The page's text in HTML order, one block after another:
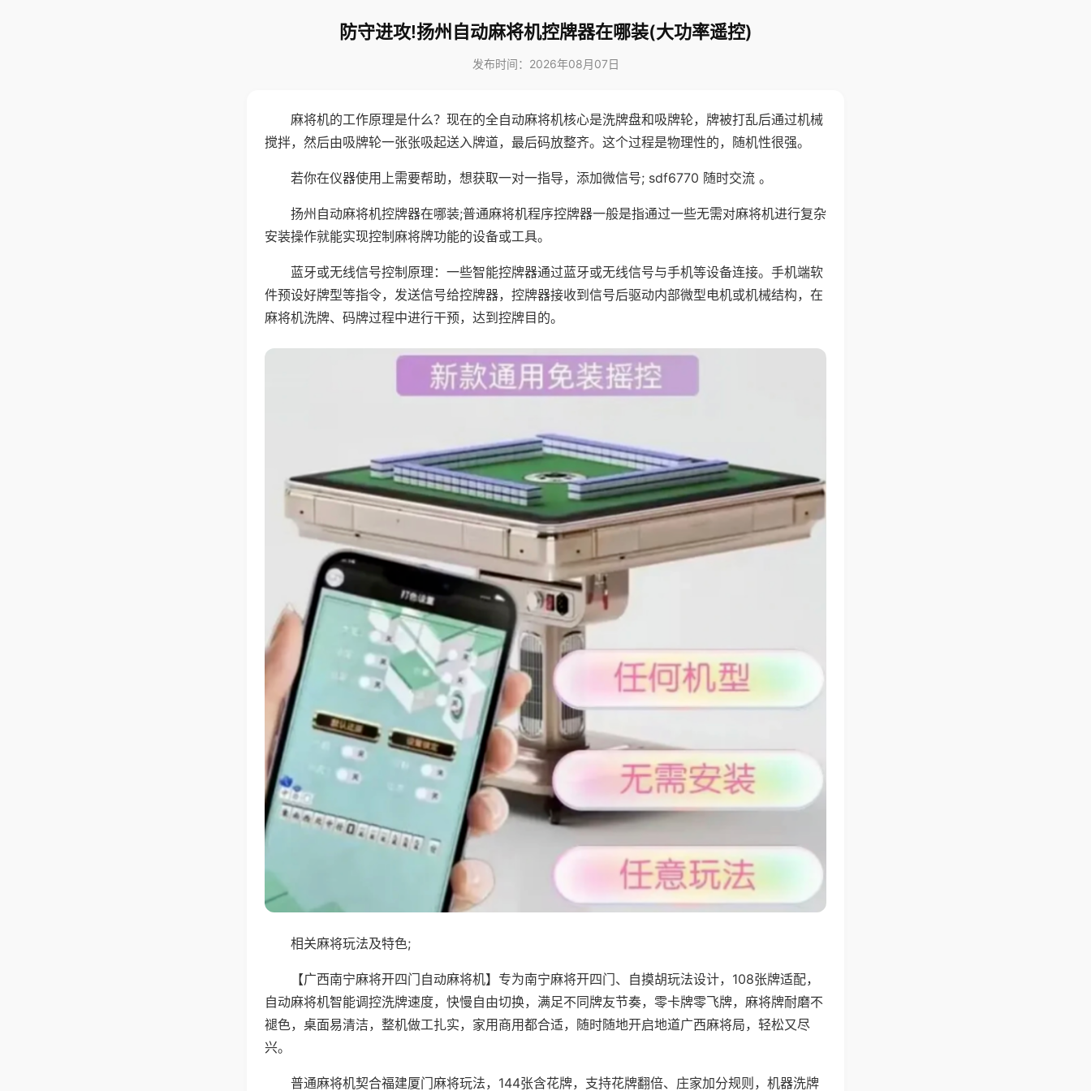
防守进攻!扬州自动麻将机控牌器在哪装(大功率遥控)
发布时间：2026年08月07日
麻将机的工作原理是什么？现在的全自动麻将机核心是洗牌盘和吸牌轮，牌被打乱后通过机械
搅拌，然后由吸牌轮一张张吸起送入牌道，最后码放整齐。这个过程是物理性的，随机性很强。
若你在仪器使用上需要帮助，想获取一对一指导，添加微信号; sdf6770 随时交流 。
扬州自动麻将机控牌器在哪装;普通麻将机程序控牌器一般是指通过一些无需对麻将机进行复杂
安装操作就能实现控制麻将牌功能的设备或工具。
蓝牙或无线信号控制原理：一些智能控牌器通过蓝牙或无线信号与手机等设备连接。手机端软
件预设好牌型等指令，发送信号给控牌器，控牌器接收到信号后驱动内部微型电机或机械结构，在
麻将机洗牌、码牌过程中进行干预，达到控牌目的。
相关麻将玩法及特色;
【广西南宁麻将开四门自动麻将机】专为南宁麻将开四门、自摸胡玩法设计，108张牌适配，
自动麻将机智能调控洗牌速度，快慢自由切换，满足不同牌友节奏，零卡牌零飞牌，麻将牌耐磨不
褪色，桌面易清洁，整机做工扎实，家用商用都合适，随时随地开启地道广西麻将局，轻松又尽
兴。
普通麻将机契合福建厦门麻将玩法，144张含花牌，支持花牌翻倍、庄家加分规则，机器洗牌